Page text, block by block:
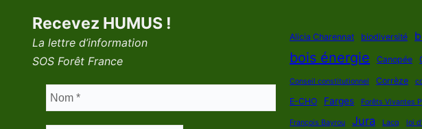
Recevez HUMUS !
La lettre d’information
SOS Forêt France
Alicia Charennat biodiversité
bois énergie Canopée
Conseil constitutionnel Corrèze
E-CHO Farges Forêts Vivantes
François Bayrou Jura Lacq loi